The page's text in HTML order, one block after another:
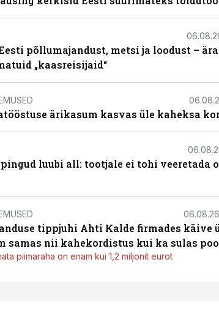
põllumajandust, metsi ja loodust –
„kaasreisijaid“
ärikasum kasvas üle kaheksa
luubi all: tootjale ei tohi veeretada
tippjuhi Ahti Kalde firmades käive
samas nii kahekordistus kui ka sulas
piimaraha on enam kui 1,2 miljonit eurot